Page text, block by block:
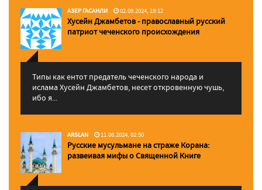
АЗЕР ГАСАНЛИ 02.09.2024, 19:12
Хусейн Джамбетов - православный русский
патриот чеченского происхождения
Типы как ентот предатель чеченского народа и
ислама Хусейн Джамбетов, несет откровенную чушь,
ибо я...
ARSLAN 11.06.2024, 02:50
Русские мусульмане на страже Корана:
pазвеивая мифы о Священной Книге